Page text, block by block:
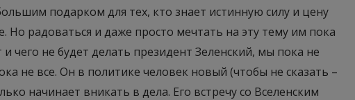
подарком для тех, кто знает истинную силу и цену
Но радоваться и даже просто мечтать на эту тему им пока
чего не будет делать президент Зеленский, мы пока не
не все. Он в политике человек новый (чтобы не сказать –
начинает вникать в дела. Его встречу со Вселенским